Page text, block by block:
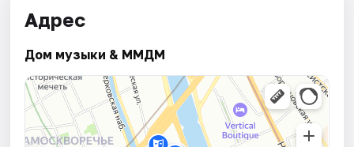
Адрес
Дом музыки & ММДМ